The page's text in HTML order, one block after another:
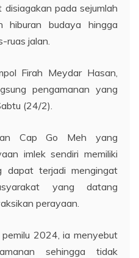
pada sejumlah
budaya hingga
ruas jalan.
Firah Meydar Hasan,
pengamanan yang
(24/2).
Cap Go Meh yang
imlek sendiri memiliki
dapat terjadi mengingat
yang datang
perayaan.
2024, ia menyebut
sehingga tidak